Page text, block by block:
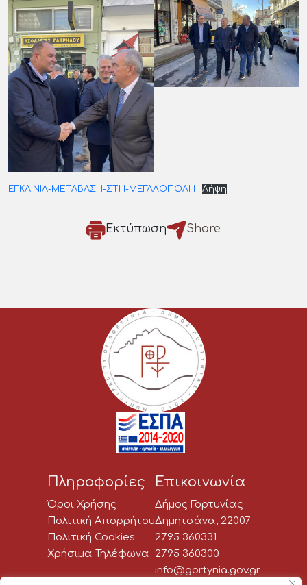
ΕΓΚΑΙΝΙΑ-ΜΕΤΑΒΑΣΗ-ΣΤΗ-ΜΕΓΑΛΟΠΟΛΗ Λήψη
Εκτύπωση Share
Πληροφορίες
Όροι Χρήσης
Πολιτική Απορρήτου
Πολιτική Cookies
Χρήσιμα Τηλέφωνα
Επικοινωνία
Δήμος Γορτυνίας
Δημητσάνα, 22007
2795 360331
2795 360300
info@gortynia.gov.gr